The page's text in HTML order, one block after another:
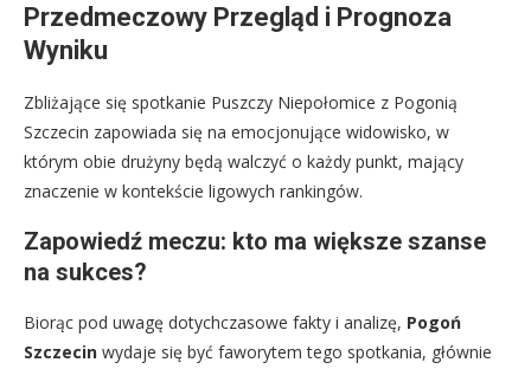
Przedmeczowy Przegląd i Prognoza
Wyniku
Zbliżające się spotkanie Puszczy Niepołomice z Pogonią
Szczecin zapowiada się na emocjonujące widowisko, w
którym obie drużyny będą walczyć o każdy punkt, mający
znaczenie w kontekście ligowych rankingów.
Zapowiedź meczu: kto ma większe szanse
na sukces?
Biorąc pod uwagę dotychczasowe fakty i analizę, Pogoń
Szczecin wydaje się być faworytem tego spotkania, głównie